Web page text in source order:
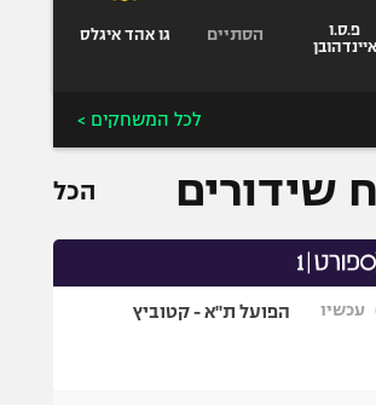
פ.ס.ו
איינדהובן
הסתיים גו אהד איגלס
לכל המשחקים >
שידורים הכל
עכשיו הפועל ת"א - קטוביץ